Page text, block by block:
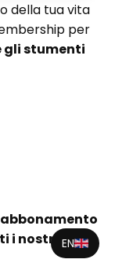
EN
della tua vita
per
gli stumenti
i nostri corsi